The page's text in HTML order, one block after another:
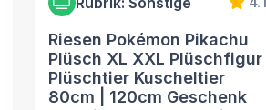
Riesen Pokémon Pikachu
Plüsch XL XXL Plüschfigur
Plüschtier Kuscheltier
80cm | 120cm Geschenk